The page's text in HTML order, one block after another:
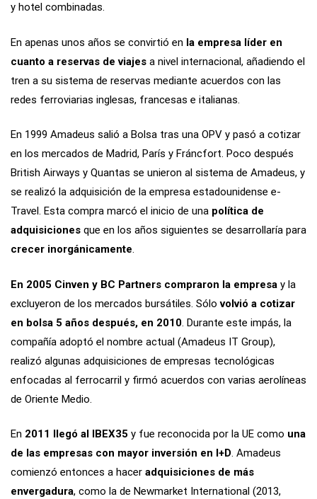
y hotel combinadas.
En apenas unos años se convirtió en la empresa líder en
cuanto a reservas de viajes a nivel internacional, añadiendo el
tren a su sistema de reservas mediante acuerdos con las
redes ferroviarias inglesas, francesas e italianas.
En 1999 Amadeus salió a Bolsa tras una OPV y pasó a cotizar
en los mercados de Madrid, París y Fráncfort. Poco después
British Airways y Quantas se unieron al sistema de Amadeus, y
se realizó la adquisición de la empresa estadounidense e-
Travel. Esta compra marcó el inicio de una política de
adquisiciones que en los años siguientes se desarrollaría para
crecer inorgánicamente.
En 2005 Cinven y BC Partners compraron la empresa y la
excluyeron de los mercados bursátiles. Sólovolvió a cotizar
en bolsa 5 años después, en 2010 . Durante este impás, la
compañía adoptó el nombre actual (Amadeus IT Group),
realizó algunas adquisiciones de empresas tecnológicas
enfocadas al ferrocarril y firmó acuerdos con varias aerolíneas
de Oriente Medio.
En 2011 llegó al IBEX35 y fue reconocida por la UE como una
de las empresas con mayor inversión en I+D. Amadeus
comienzó entonces a hacer adquisiciones de más
envergadura, como la de Newmarket International (2013,